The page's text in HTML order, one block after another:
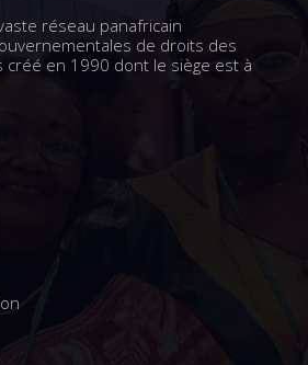
réseau panafricain
de droits des
créé en 1990 dont le siège est à